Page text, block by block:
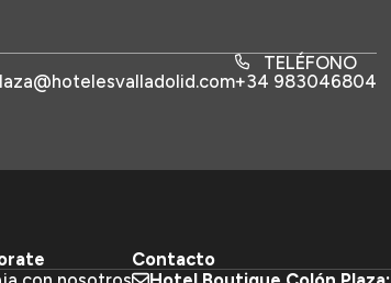
TELÉFONO
+34 983046804
Contacto